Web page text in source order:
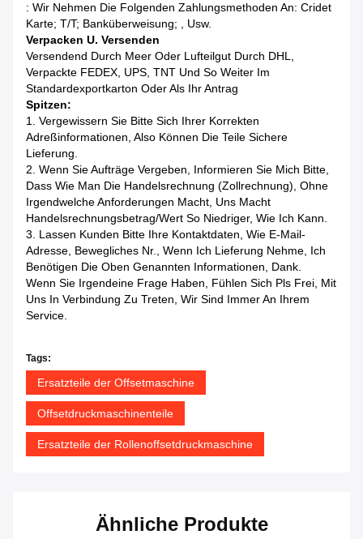
: Wir Nehmen Die Folgenden Zahlungsmethoden An: Cridet
Karte; T/T; Banküberweisung; , Usw.
Verpacken U. Versenden
Versendend Durch Meer Oder Lufteilgut Durch DHL,
Verpackte FEDEX, UPS, TNT Und So Weiter Im
Standardexportkarton Oder Als Ihr Antrag
Spitzen:
1. Vergewissern Sie Bitte Sich Ihrer Korrekten
Adreßinformationen, Also Können Die Teile Sichere
Lieferung.
2. Wenn Sie Aufträge Vergeben, Informieren Sie Mich Bitte,
Dass Wie Man Die Handelsrechnung (Zollrechnung), Ohne
Irgendwelche Anforderungen Macht, Uns Macht
Handelsrechnungsbetrag/Wert So Niedriger, Wie Ich Kann.
3. Lassen Kunden Bitte Ihre Kontaktdaten, Wie E-Mail-
Adresse, Bewegliches Nr., Wenn Ich Lieferung Nehme, Ich
Benötigen Die Oben Genannten Informationen, Dank.
Wenn Sie Irgendeine Frage Haben, Fühlen Sich Pls Frei, Mit
Uns In Verbindung Zu Treten, Wir Sind Immer An Ihrem
Service.
Tags:
Ersatzteile der Offsetmaschine
Offsetdruckmaschinenteile
Ersatzteile der Rollenoffsetdruckmaschine
Ähnliche Produkte